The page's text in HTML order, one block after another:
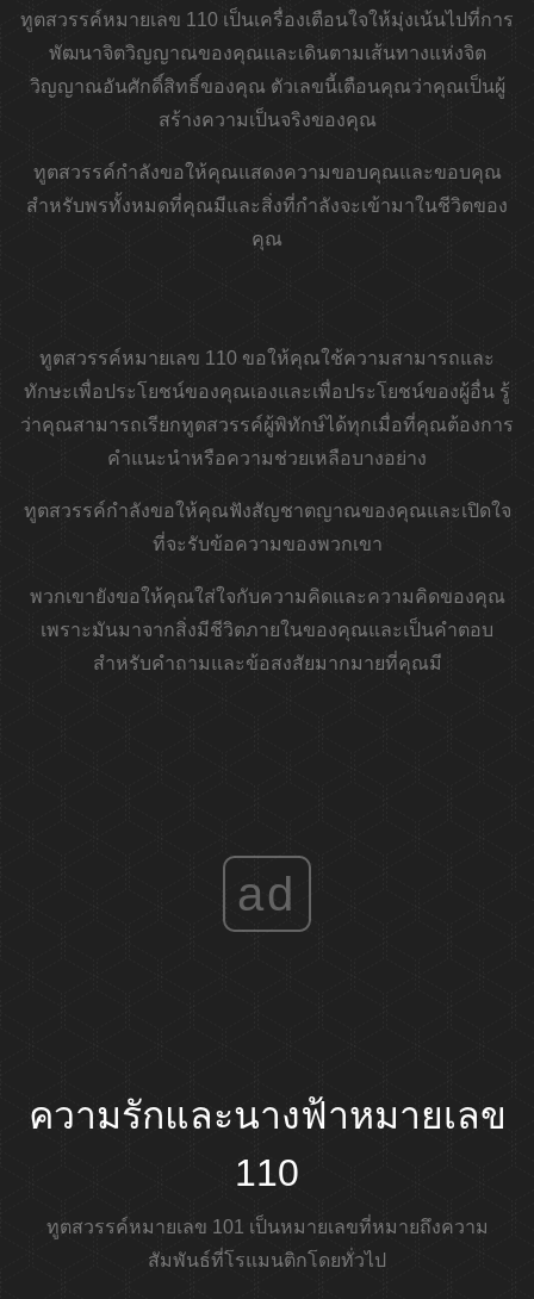
ทูตสวรรค์หมายเลข 110 เป็นเครื่องเตือนใจให้มุ่งเน้นไปที่การ
พัฒนาจิตวิญญาณของคุณและเดินตามเส้นทางแห่งจิต
วิญญาณอันศักดิ์สิทธิ์ของคุณ ตัวเลขนี้เตือนคุณว่าคุณเป็นผู้
สร้างความเป็นจริงของคุณ
ทูตสวรรค์กำลังขอให้คุณแสดงความขอบคุณและขอบคุณ
สำหรับพรทั้งหมดที่คุณมีและสิ่งที่กำลังจะเข้ามาในชีวิตของ
คุณ
ทูตสวรรค์หมายเลข 110 ขอให้คุณใช้ความสามารถและ
ทักษะเพื่อประโยชน์ของคุณเองและเพื่อประโยชน์ของผู้อื่น รู้
ว่าคุณสามารถเรียกทูตสวรรค์ผู้พิทักษ์ได้ทุกเมื่อที่คุณต้องการ
คำแนะนำหรือความช่วยเหลือบางอย่าง
ทูตสวรรค์กำลังขอให้คุณฟังสัญชาตญาณของคุณและเปิดใจ
ที่จะรับข้อความของพวกเขา
พวกเขายังขอให้คุณใส่ใจกับความคิดและความคิดของคุณ
เพราะมันมาจากสิ่งมีชีวิตภายในของคุณและเป็นคำตอบ
สำหรับคำถามและข้อสงสัยมากมายที่คุณมี
ad
ความรักและนางฟ้าหมายเลข
110
ทูตสวรรค์หมายเลข 101 เป็นหมายเลขที่หมายถึงความ
สัมพันธ์ที่โรแมนติกโดยทั่วไป